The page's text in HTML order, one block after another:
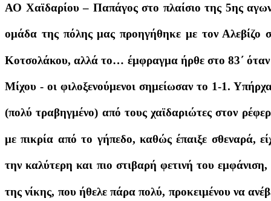
ΑΟ Χαϊδαρίου – Παπάγος στο πλαίσιο της 5ης
ομάδα της πόλης μας προηγήθηκε με τον Αλεβίζο
Κοτσολάκου, αλλά το… έμφραγμα ήρθε στο 83΄ όταν
Μίχου - οι φιλοξενούμενοι σημείωσαν το 1-1.
(πολύ τραβηγμένο) από τους χαϊδαριώτες στον
με πικρία από το γήπεδο, καθώς έπαιξε σθεναρά,
την καλύτερη και πιο στιβαρή φετινή του
της νίκης, που ήθελε πάρα πολύ, προκειμένου να